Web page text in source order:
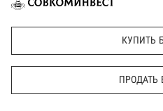
КУПИТЬ
ПРОДАТЬ